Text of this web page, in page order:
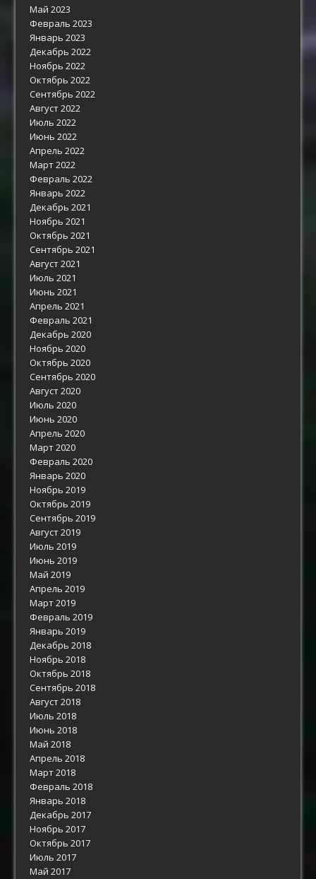
Май 2023
Февраль 2023
Январь 2023
Декабрь 2022
Ноябрь 2022
Октябрь 2022
Сентябрь 2022
Август 2022
Июль 2022
Июнь 2022
Апрель 2022
Март 2022
Февраль 2022
Январь 2022
Декабрь 2021
Ноябрь 2021
Октябрь 2021
Сентябрь 2021
Август 2021
Июль 2021
Июнь 2021
Апрель 2021
Февраль 2021
Декабрь 2020
Ноябрь 2020
Октябрь 2020
Сентябрь 2020
Август 2020
Июль 2020
Июнь 2020
Апрель 2020
Март 2020
Февраль 2020
Январь 2020
Ноябрь 2019
Октябрь 2019
Сентябрь 2019
Август 2019
Июль 2019
Июнь 2019
Май 2019
Апрель 2019
Март 2019
Февраль 2019
Январь 2019
Декабрь 2018
Ноябрь 2018
Октябрь 2018
Сентябрь 2018
Август 2018
Июль 2018
Июнь 2018
Май 2018
Апрель 2018
Март 2018
Февраль 2018
Январь 2018
Декабрь 2017
Ноябрь 2017
Октябрь 2017
Июль 2017
Май 2017